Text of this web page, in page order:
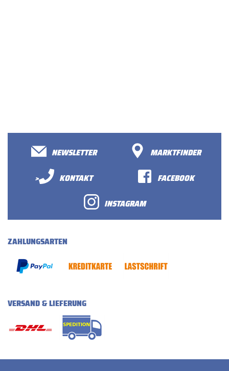
NEWSLETTER
MARKTFINDER
>
KONTAKT
FACEBOOK
INSTAGRAM
ZAHLUNGSARTEN
VERSAND & LIEFERUNG